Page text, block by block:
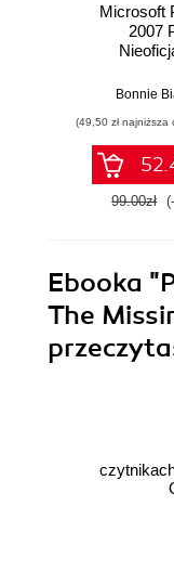
Microsoft
2007
Bonnie
(49,50 zł najniższa
99.00zł
Ebooka
The